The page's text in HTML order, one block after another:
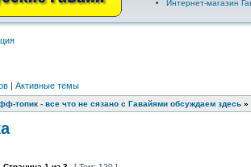
Интернет-магазин
| Активные темы
топик - все что не сязано с Гавайями обсуждаем здесь »